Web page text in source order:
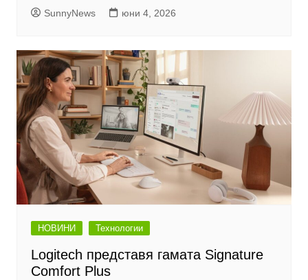
SunnyNews юни 4, 2026
НОВИНИ Технологии
Logitech представя гамата Signature
Comfort Plus